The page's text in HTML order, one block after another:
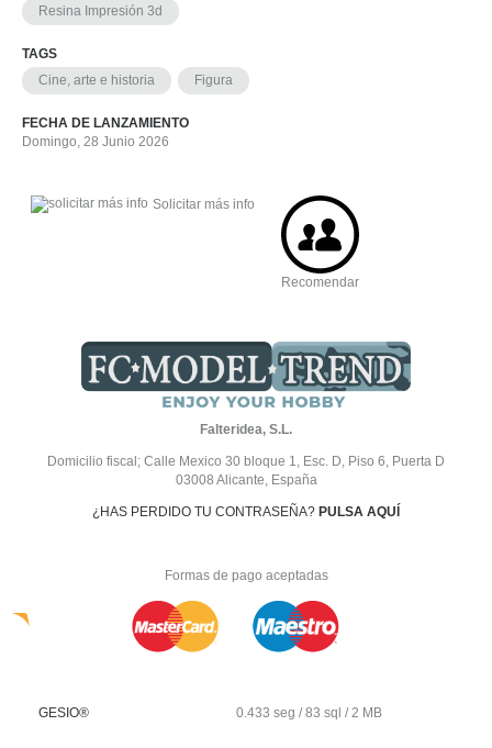
Resina Impresión 3d
TAGS
Cine, arte e historia
Figura
FECHA DE LANZAMIENTO
Domingo, 28 Junio 2026
Solicitar más info
Recomendar
Falteridea, S.L.
Domicilio fiscal; Calle Mexico 30 bloque 1, Esc. D, Piso 6, Puerta D
03008 Alicante, España
¿HAS PERDIDO TU CONTRASEÑA? PULSA AQUÍ
Formas de pago aceptadas
GESIO® 0.433 seg /83 sql / 2 MB